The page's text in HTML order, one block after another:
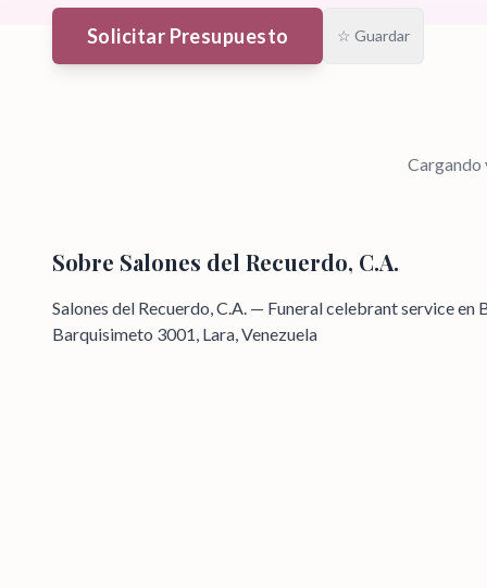
Solicitar Presupuesto ☆ Guardar
Cargando
Sobre Salones del Recuerdo, C.A.
Salones del Recuerdo, C.A. — Funeral celebrant service
Barquisimeto 3001, Lara, Venezuela